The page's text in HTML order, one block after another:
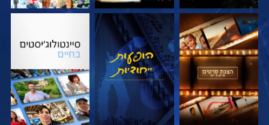
בדוק את הסדרה צפה בדוק את הסדרה